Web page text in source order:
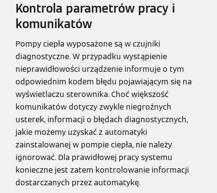
Kontrola parametrów pracy i
komunikatów
Pompy ciepła wyposażone są w czujniki
diagnostyczne. W przypadku wystąpienie
nieprawidłowości urządzenie informuje o tym
odpowiednim kodem błędu pojawiającym się na
wyświetlaczu sterownika. Choć większość
komunikatów dotyczy zwykle niegroźnych
usterek, informacji o błędach diagnostycznych,
jakie możemy uzyskać z automatyki
zainstalowanej w pompie ciepła, nie należy
ignorować. Dla prawidłowej pracy systemu
konieczne jest zatem kontrolowanie informacji
dostarczanych przez automatykę.